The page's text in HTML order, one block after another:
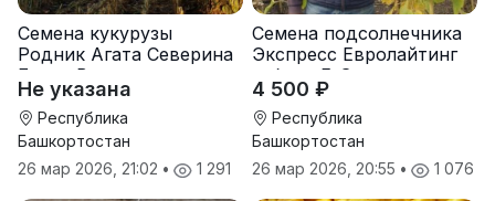
Семена кукурузы
Родник Агата Северина
Берта Вилора
Прохладненский Дарина
Росс Машук Катерина
Не указана
Республика
Башкортостан
26 мар 2026, 21:02 • 1 291
Семена подсолнечника
Экспресс Евролайтинг
гибрид F-G+
4 500 ₽
Республика
Башкортостан
26 мар 2026, 20:55 • 1 076